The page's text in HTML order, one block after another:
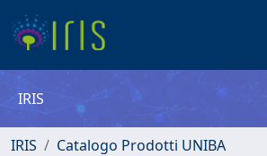
IRIS
IRIS
Catalogo Prodotti UNIBA